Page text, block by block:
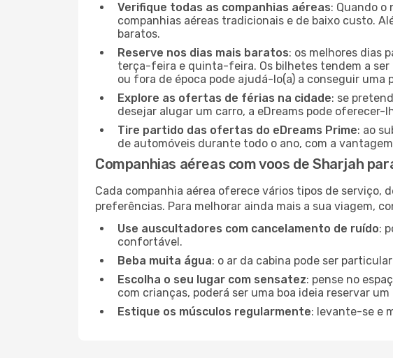
Verifique todas as companhias aéreas: Quando o
companhias aéreas tradicionais e de baixo custo.
baratos.
Reserve nos dias mais baratos: os melhores dias
terça-feira e quinta-feira. Os bilhetes tendem a ser
ou fora de época pode ajudá-lo(a) a conseguir uma
Explore as ofertas de férias na cidade: se
desejar alugar um carro, a eDreams pode
Tire partido das ofertas do eDreams Prime: ao
de automóveis durante todo o ano, com a
Companhias aéreas com voos de Sharjah
Cada companhia aérea oferece vários tipos de serviço,
preferências. Para melhorar ainda mais a sua viagem,
Use auscultadores com cancelamento de ruído:
confortável.
Beba muita água: o ar da cabina pode ser
Escolha o seu lugar com sensatez: pense no
com crianças, poderá ser uma boa ideia reservar
Estique os músculos regularmente: levante-se e